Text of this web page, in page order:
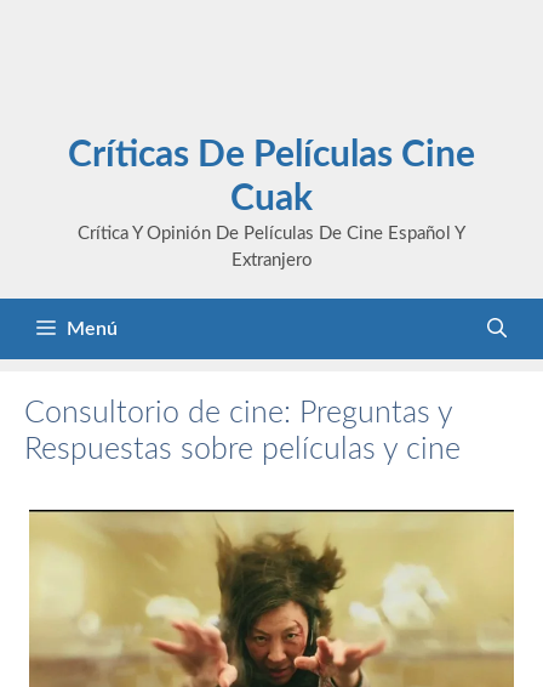
Críticas De Películas Cine
Cuak
Crítica Y Opinión De Películas De Cine Español Y
Extranjero
Menú
Consultorio de cine: Preguntas y
Respuestas sobre películas y cine